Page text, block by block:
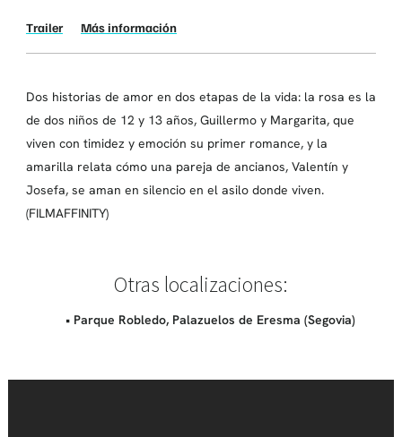
Trailer Más información
Dos historias de amor en dos etapas de la vida: la rosa es la
de dos niños de 12 y 13 años, Guillermo y Margarita, que
viven con timidez y emoción su primer romance, y la
amarilla relata cómo una pareja de ancianos, Valentín y
Josefa, se aman en silencio en el asilo donde viven.
(FILMAFFINITY)
Otras localizaciones:
• Parque Robledo, Palazuelos de Eresma (Segovia)